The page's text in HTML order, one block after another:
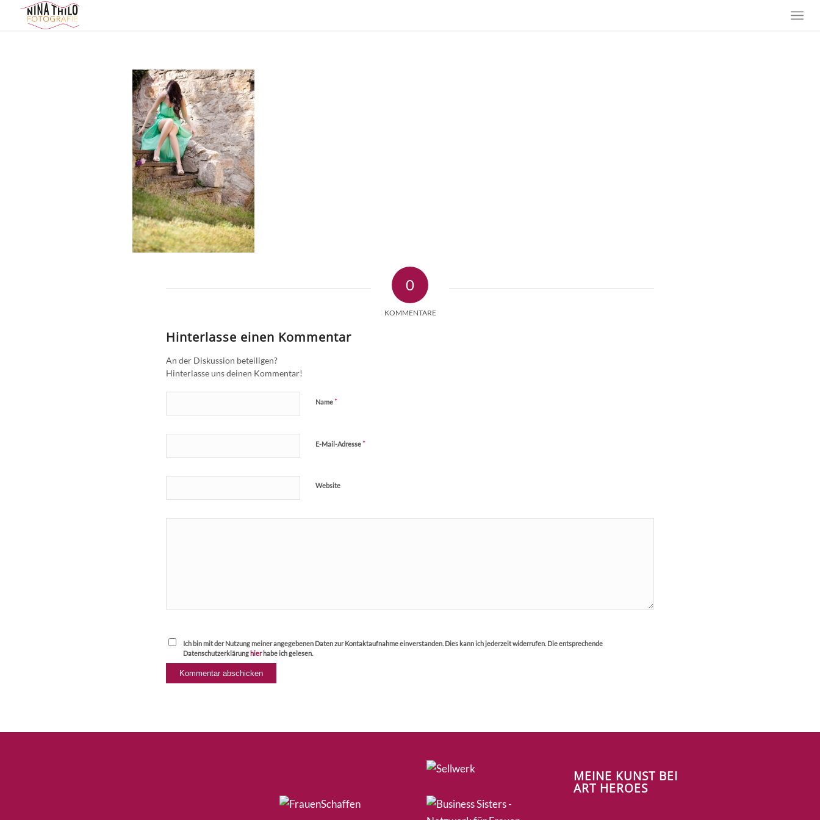
0
KOMMENTARE
Hinterlasse einen Kommentar
An der Diskussion beteiligen?
Hinterlasse uns deinen Kommentar!
Name*
E-Mail-Adresse*
Website
Ich bin mit der Nutzung meiner angegebenen Daten zur Kontaktaufnahme einverstanden. Dies kann ich jederzeit widerrufen. Die entsprechende
Datenschutzerklärunghierhabe ich gelesen.
MEINE KUNST BEI
ART HEROES